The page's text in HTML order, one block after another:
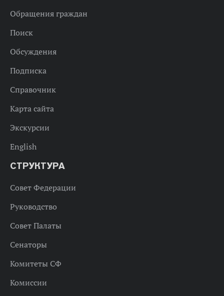
Обращения граждан
Поиск
Обсуждения
Подписка
Справочник
Карта сайта
Экскурсии
English
СТРУКТУРА
Совет Федерации
Руководство
Совет Палаты
Сенаторы
Комитеты СФ
Комиссии